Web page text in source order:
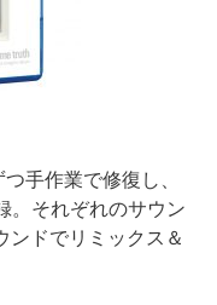
手作業で修復し、
。それぞれのサウン
ンドでリミックス＆